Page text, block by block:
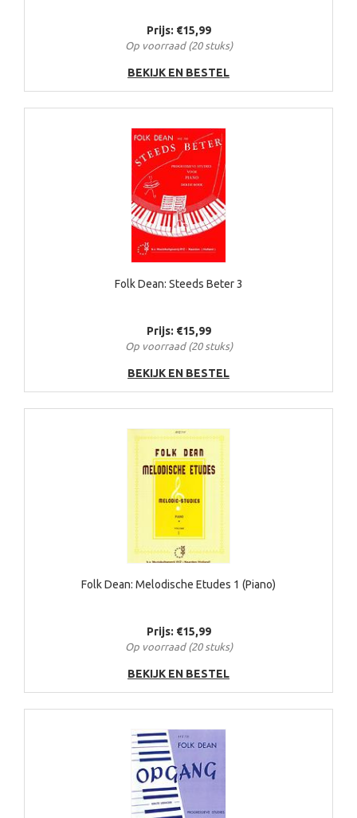
Prijs: €15,99
Op voorraad (20 stuks)
BEKIJK EN BESTEL
Folk Dean: Steeds Beter 3
Prijs: €15,99
Op voorraad (20 stuks)
BEKIJK EN BESTEL
Folk Dean: Melodische Etudes 1 (Piano)
Prijs: €15,99
Op voorraad (20 stuks)
BEKIJK EN BESTEL